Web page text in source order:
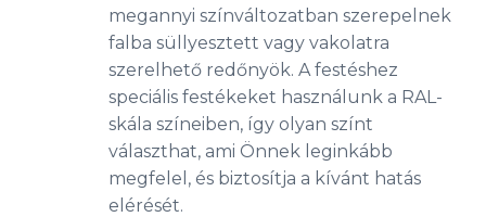
megannyi színváltozatban szerepelnek
falba süllyesztett vagy vakolatra
szerelhető redőnyök. A festéshez
speciális festékeket használunk a RAL-
skála színeiben, így olyan színt
választhat, ami Önnek leginkább
megfelel, és biztosítja a kívánt hatás
elérését.